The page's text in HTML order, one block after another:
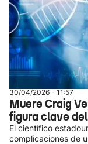
30/04/2026 - 11:57
Muere Craig
figura clave
El científico
complicaciones de